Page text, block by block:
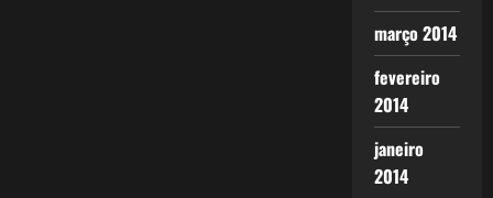
março 2014
fevereiro
2014
janeiro
2014